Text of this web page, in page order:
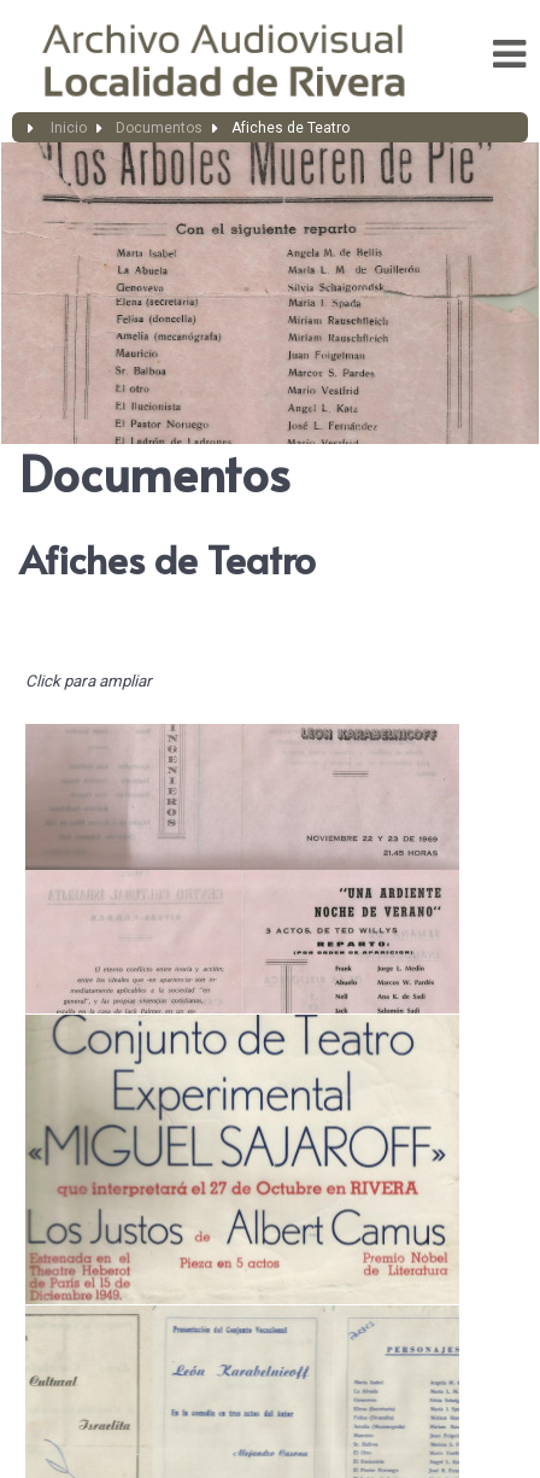
Inicio Documentos Afiches de Teatro
Documentos
Afiches de Teatro
Click para ampliar